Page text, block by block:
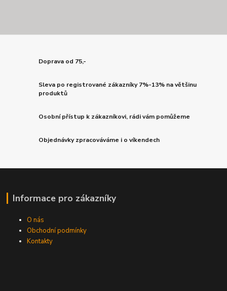
Doprava od 75,-
Sleva po registrované zákazníky 7%-13% na většinu
produktů
Osobní přístup k zákazníkovi, rádi vám pomůžeme
Objednávky zpracováváme i o víkendech
Informace pro zákazníky
O nás
Obchodní podmínky
Kontakty